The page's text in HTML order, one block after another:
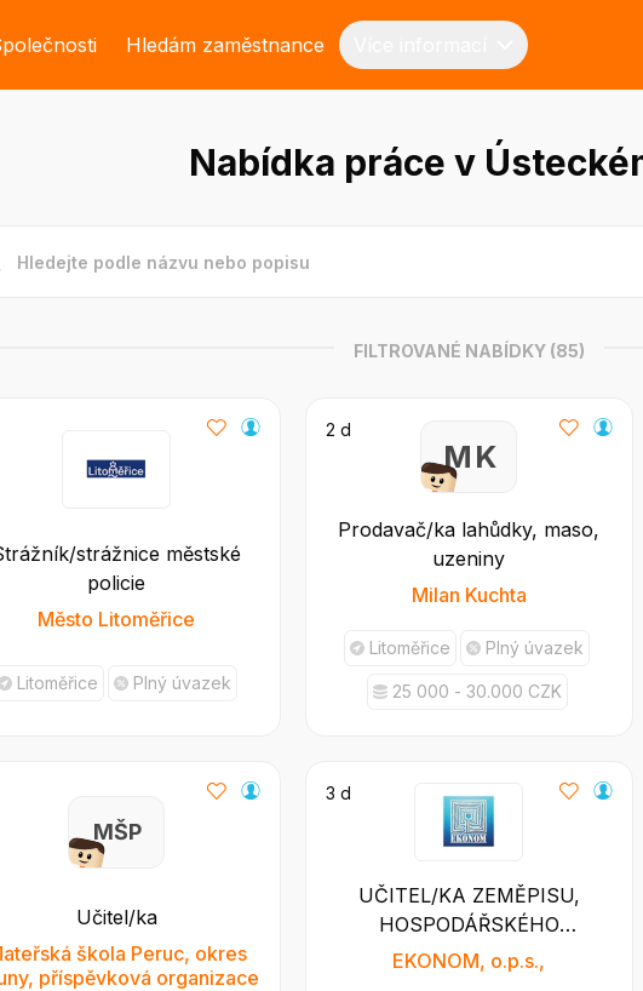
Hledám zaměstnance
Nabídka práce v
FILTROVANÉ NABÍDKY (85)
strážnice městské
policie
Město Litoměřice
Litoměřice Plný úvazek
2 d
M K
Prodavač/ka lahůdky, maso,
uzeniny
Milan Kuchta
Litoměřice Plný úvazek
25 000 - 30.000 CZK
M Š P
Učitel/ka
škola Peruc, okres
příspěvková organizace
3 d
UČITEL/KA ZEMĚPISU,
HOSPODÁŘSKÉHO
ZEMĚPISU
EKONOM, o.p.s.,